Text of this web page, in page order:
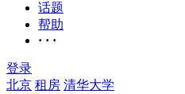
话题
帮助
· · ·
登录
北京 租房 清华大学